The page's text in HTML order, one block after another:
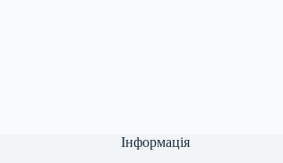
Інформація